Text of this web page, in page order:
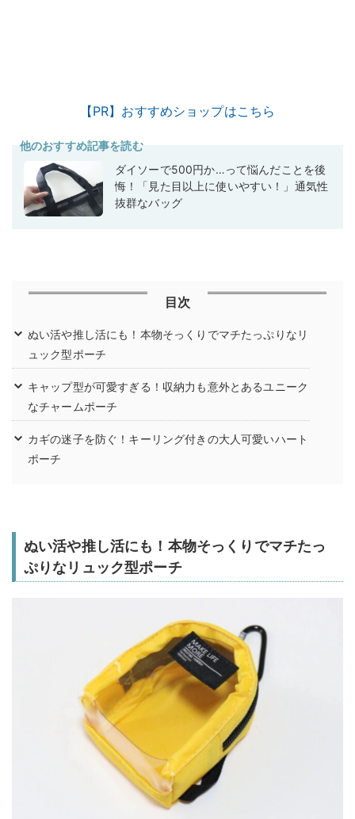
【PR】おすすめショップはこちら
他のおすすめ記事を読む
ダイソーで500円か…って悩んだことを後
悔！「見た目以上に使いやすい！」通気性
抜群なバッグ
目次
ぬい活や推し活にも！本物そっくりでマチたっぷりなリ
ュック型ポーチ
キャップ型が可愛すぎる！収納力も意外とあるユニーク
なチャームポーチ
カギの迷子を防ぐ！キーリング付きの大人可愛いハート
ポーチ
ぬい活や推し活にも！本物そっくりでマチたっ
ぷりなリュック型ポーチ